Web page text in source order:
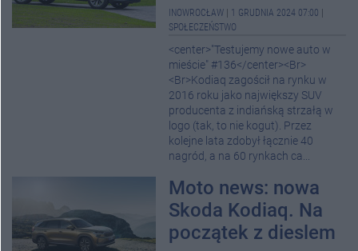
INOWROCŁAW 1 GRUDNIA 2024 07:00
SPOŁECZEŃSTWO
<center>"Testujemy nowe auto w
mieście" #136</center><Br>
<Br>Kodiaq zagościł na rynku w
2016 roku jako największy SUV
producenta z indiańską strzałą w
logo (tak, to nie kogut). Przez
kolejne lata zdobył łącznie 40
nagród, a na 60 rynkach ca...
Moto news: nowa
Skoda Kodiaq. Na
początek z dieslem